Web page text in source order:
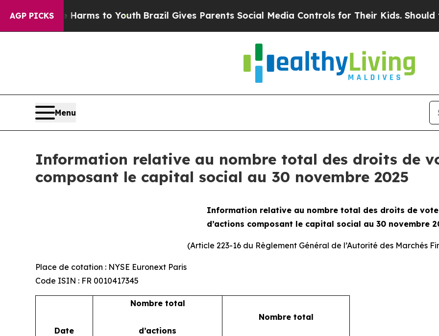
AGP PICKS
Abate Harms to Youth Brazil Gives Parents Social Media Controls for Their Kids. Should the
Menu
Information relative au nombre total des droits de
composant le capital social au 30 novembre 2025
Information relative au nombre total des droits de
d’actions composant le capital social au 30 novembre
(Article 223-16 du Règlement Général de l’Autorité des Marchés
Place de cotation : NYSE Euronext Paris
Code ISIN : FR 0010417345
Date
Nombre total
d’actions
Nombre total